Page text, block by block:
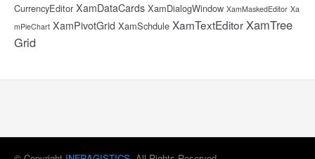
CurrencyEditor XamDataCards XamDialogWindow XamMaskedEditor Xa
mPieChart XamPivotGrid XamSchdule XamTextEditorXamTree
Grid